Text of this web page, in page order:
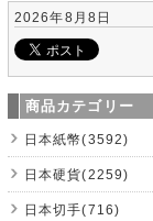
2026年8月8日
商品カテゴリー
日本紙幣(3592)
日本硬貨(2259)
日本切手(716)